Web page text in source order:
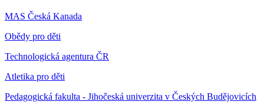
MAS Česká Kanada
Obědy pro děti
Technologická agentura ČR
Atletika pro děti
Pedagogická fakulta - Jihočeská univerzita v Českých Budějovicích